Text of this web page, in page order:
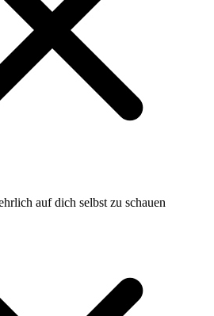
auf dich selbst zu schauen